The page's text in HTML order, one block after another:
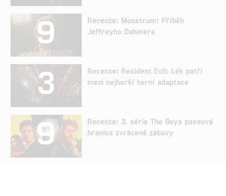
9
Recenze: Monstrum: Příběh
Jeffreyho Dahmera
3
Recenze: Resident Evil: Lék patří
mezi nejhorší herní adaptace
9
Recenze: 3. série The Boys posouvá
hranice zvrácené zábavy